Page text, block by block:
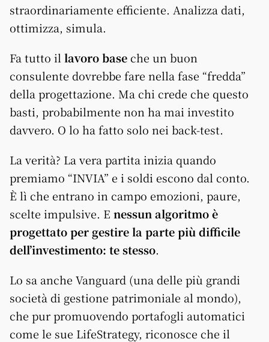
straordinariamente efficiente. Analizza dati,
ottimizza, simula.
Fa tutto il lavoro baseche un buon
consulente dovrebbe fare nella fase “fredda”
della progettazione. Ma chi crede che questo
basti, probabilmente non ha mai investito
davvero. O lo ha fatto solo nei back-test.
La verità? La vera partita inizia quando
premiamo “INVIA” e i soldi escono dal conto.
È lì che entrano in campo emozioni, paure,
scelte impulsive. E nessun algoritmo è
progettato per gestire la parte più difficile
dell’investimento: te stesso.
Lo sa anche Vanguard (una delle più grandi
società di gestione patrimoniale al mondo),
che pur promuovendo portafogli automatici
come le sue LifeStrategy, riconosce che il